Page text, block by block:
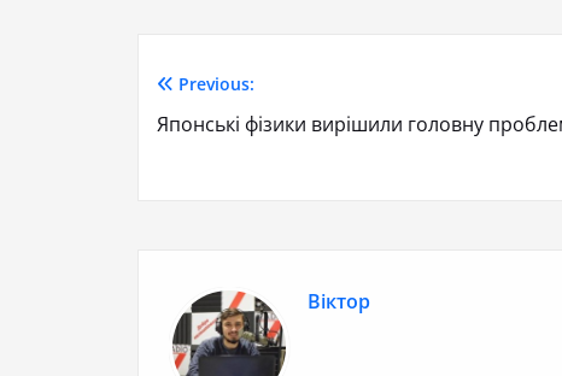
Previous:
Японські фізики вирішили головну
Віктор